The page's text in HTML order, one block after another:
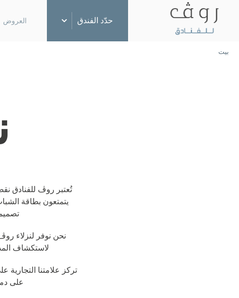
العروض حدّد الفندق
روڤ المركز التجاري
بيت
تُعتبر روڤ للفنادق
يتمتعون بطاقة
نحن نوفر لنزلاء
لاستكشاف
تركز علامتنا التجارية
على